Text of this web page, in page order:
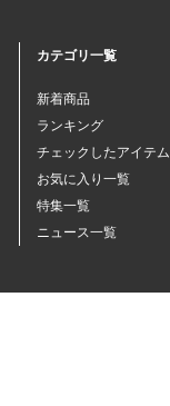
カテゴリ一覧
新着商品
ランキング
チェックしたアイテム
お気に入り一覧
特集一覧
ニュース一覧